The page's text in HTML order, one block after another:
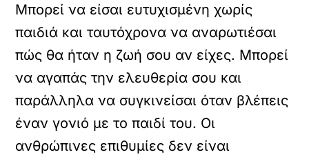
Μπορεί να είσαι ευτυχισμένη χωρίς
παιδιά και ταυτόχρονα να αναρωτιέσαι
πώς θα ήταν η ζωή σου αν είχες. Μπορεί
να αγαπάς την ελευθερία σου και
παράλληλα να συγκινείσαι όταν βλέπεις
έναν γονιό με το παιδί του. Οι
ανθρώπινες επιθυμίες δεν είναι